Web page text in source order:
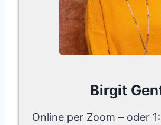
Birgit
Online per Zoom – oder